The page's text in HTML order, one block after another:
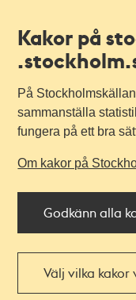
Kakor på
På
sammanställa
fungera på ett bra
Om kakor på
Godkänn alla
Välj vilka